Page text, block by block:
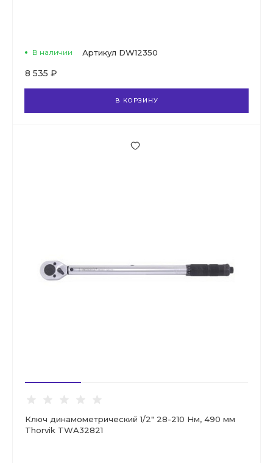
В наличии Артикул DW12350
8 535 ₽
В КОРЗИНУ
Ключ динамометрический 1/2" 28-210 Нм, 490 мм
Thorvik TWA32821